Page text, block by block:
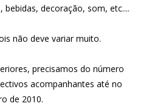
decoração, som, etc....
não deve variar muito.
precisamos do número
acompanhantes até no
de 2010.